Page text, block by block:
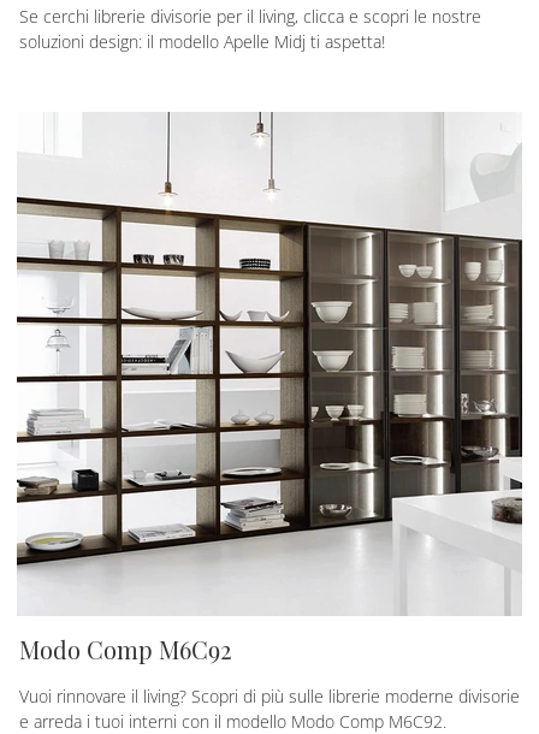
Se cerchi librerie divisorie per il living, clicca e scopri le nostre
soluzioni design: il modello Apelle Midj ti aspetta!
Modo Comp M6C92
Vuoi rinnovare il living? Scopri di più sulle librerie moderne divisorie
e arreda i tuoi interni con il modello Modo Comp M6C92.